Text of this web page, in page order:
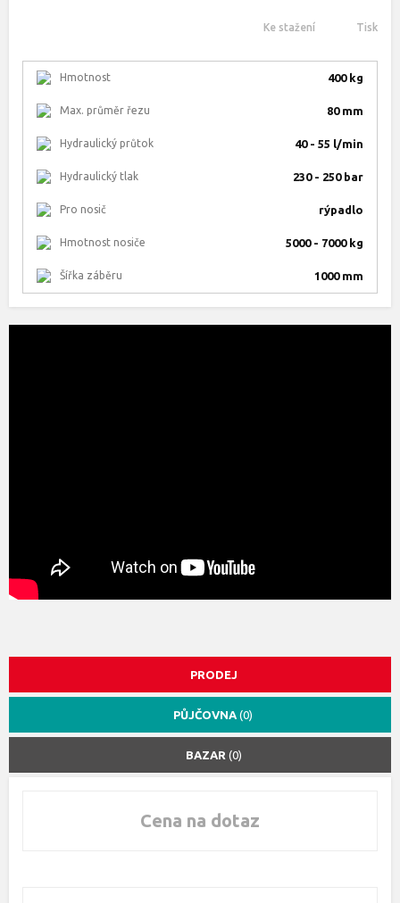
Ke stažení Tisk
Hmotnost 400 kg
Max. průměr řezu 80 mm
Hydraulický průtok 40 - 55 l/min
Hydraulický tlak 230 - 250 bar
Pro nosič rýpadlo
Hmotnost nosiče 5000 - 7000 kg
Šířka záběru 1000 mm
PRODEJ
PŮJČOVNA (0)
BAZAR (0)
Cena na dotaz